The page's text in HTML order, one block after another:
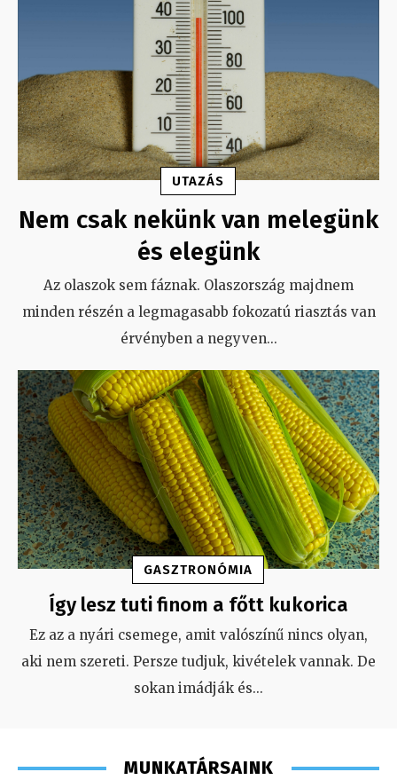
UTAZÁS
Nem csak nekünk van melegünk
és elegünk
Az olaszok sem fáznak. Olaszország majdnem
minden részén a legmagasabb fokozatú riasztás van
érvényben a negyven...
GASZTRONÓMIA
Így lesz tuti finom a főtt kukorica
Ez az a nyári csemege, amit valószínű nincs olyan,
aki nem szereti. Persze tudjuk, kivételek vannak. De
sokan imádják és...
MUNKATÁRSAINK